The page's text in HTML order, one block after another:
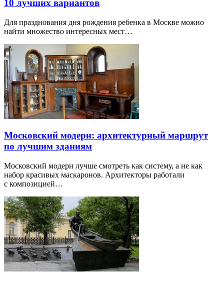
10 лучших вариантов
Для празднования дня рождения ребенка в Москве можно
найти множество интересных мест…
Московский модерн: архитектурный маршрут
по лучшим зданиям
Московский модерн лучше смотреть как систему, а не как
набор красивых маскаронов. Архитекторы работали
с композицией…